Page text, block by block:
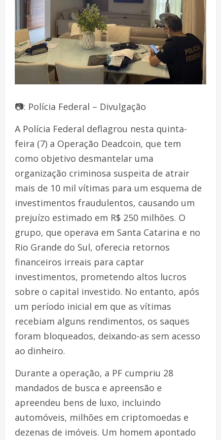
📷: Polícia Federal – Divulgação
A Polícia Federal deflagrou nesta quinta-
feira (7) a Operação Deadcoin, que tem
como objetivo desmantelar uma
organização criminosa suspeita de atrair
mais de 10 mil vítimas para um esquema de
investimentos fraudulentos, causando um
prejuízo estimado em R$ 250 milhões. O
grupo, que operava em Santa Catarina e no
Rio Grande do Sul, oferecia retornos
financeiros irreais para captar
investimentos, prometendo altos lucros
sobre o capital investido. No entanto, após
um período inicial em que as vítimas
recebiam alguns rendimentos, os saques
foram bloqueados, deixando-as sem acesso
ao dinheiro.
Durante a operação, a PF cumpriu 28
mandados de busca e apreensão e
apreendeu bens de luxo, incluindo
automóveis, milhões em criptomoedas e
dezenas de imóveis. Um homem apontado